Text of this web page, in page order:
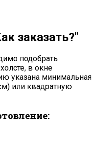
заказать?"
подобрать
в окне
указана минимальная
или квадратную